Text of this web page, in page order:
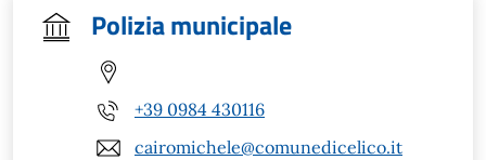
Polizia municipale
+39 0984 430116
cairomichele@comunedicelico.it